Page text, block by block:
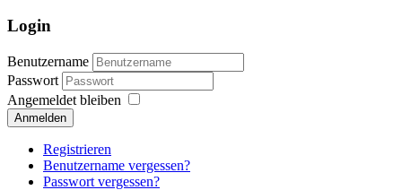
Login
Benutzername
Passwort
Angemeldet bleiben
Anmelden
Registrieren
Benutzername vergessen?
Passwort vergessen?